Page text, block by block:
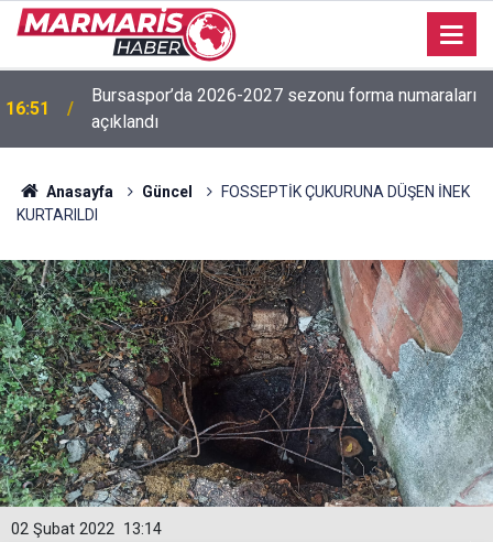
16:51
Bursaspor’da 2026-2027 sezonu forma numaraları
açıklandı
Anasayfa Güncel
FOSSEPTİK ÇUKURUNA DÜŞEN İNEK
KURTARILDI
13:14
02 Şubat 2022